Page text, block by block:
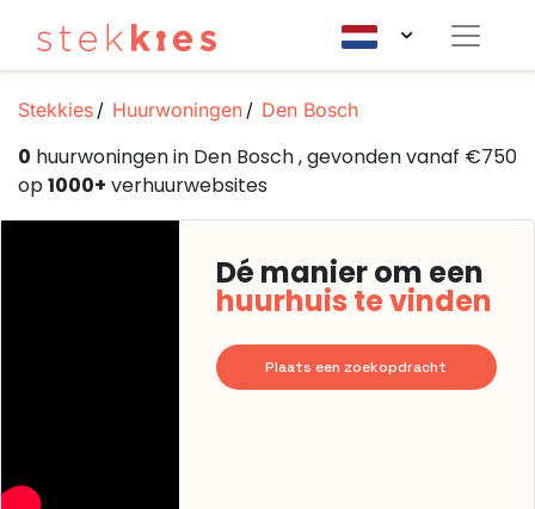
Stekkies Huurwoningen Den Bosch
0 huurwoningen in Den Bosch , gevonden vanaf €750
op1000+ verhuurwebsites
Dé manier om een
huurhuis te vinden
Plaats een zoekopdracht